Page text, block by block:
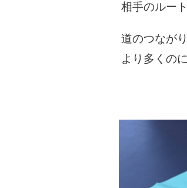
相手のルー
道のつなが
より多くの